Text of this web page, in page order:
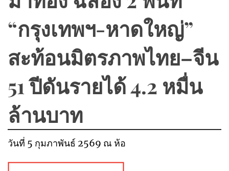
“กรุงเทพฯ-หาดใหญ่”
สะท้อนมิตรภาพไทย–จีน
51 ปีดันรายได้ 4.2 หมื่น
ล้านบาท
วันที่ 5 กุมภาพันธ์ 2569 ณ ห้อ